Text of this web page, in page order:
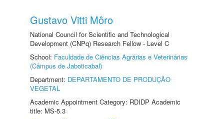
Gustavo Vitti Môro
National Council for Scientific and Technological
Development (CNPq) Research Fellow - Level C
School: Faculdade de Ciências Agrárias e Veterinárias
(Câmpus de Jaboticabal)
Department: DEPARTAMENTO DE PRODUÇÃO
VEGETAL
Academic Appointment Category: RDIDP Academic
title: MS-5.3